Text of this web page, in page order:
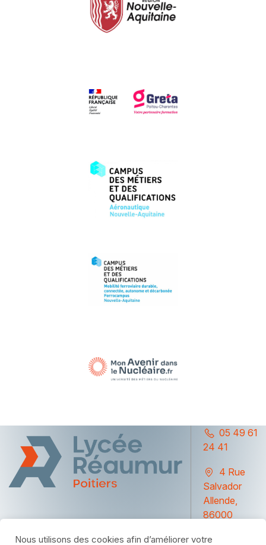
05 49 61
24 41
4 Rue
Salvador
Allende,
86000
Nous utilisons des cookies afin d’améliorer votre